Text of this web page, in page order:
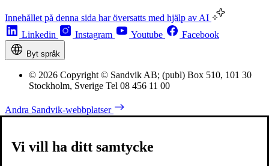
Innehållet på denna sida har översatts med hjälp av AI
Linkedin
Instagram Youtube Facebook
Byt språk
© 2026 Copyright © Sandvik AB; (publ) Box 510, 101 30
Stockholm, Sverige Tel 08 456 11 00
Andra Sandvik-webbplatser
Vi vill ha ditt samtycke